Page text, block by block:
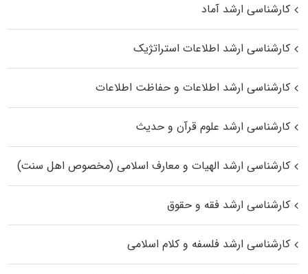
کارشناسی ارشد آماد
کارشناسی ارشد اطلاعات استراتژیک
کارشناسی ارشد اطلاعات و حفاظت اطلاعات
کارشناسی ارشد علوم قرآن و حدیث
کارشناسی ارشد الهیات و معارف اسلامی (مخصوص اهل سنت)
کارشناسی ارشد فقه و حقوق
کارشناسی ارشد فلسفه و کلام اسلامی